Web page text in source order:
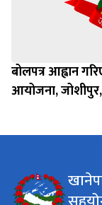
बोलपत्र आह्वान
आयोजना,